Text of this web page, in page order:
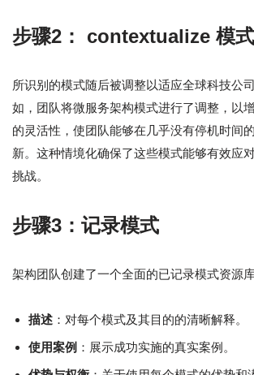
步骤2： contextualize 模式
所识别的模式随后被调整以适应全球科技公
如，团队将微服务架构模式进行了调整，以
的灵活性，使团队能够在几乎没有停机时间
新。这种情境化确保了这些模式能够有效应
挑战。
步骤3：记录模式
架构团队创建了一个全面的已记录模式资源
描述 ：对每个模式及其目的的清晰解释。
使用案例 ：展示成功实施的真实案例。